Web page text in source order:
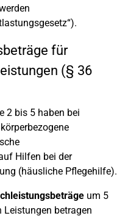
für
(§ 36
2 bis 5 haben bei
Hilfen bei der
(häusliche Pflegehilfe).
um 5
Leistungen betragen